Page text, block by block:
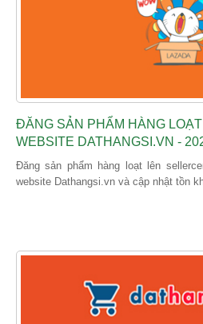
ĐĂNG SẢN PHẨM HÀNG
WEBSITE DATHANGSI.VN -
Đăng sản phẩm hàng loạt lên
website Dathangsi.vn và cập nhật tồn